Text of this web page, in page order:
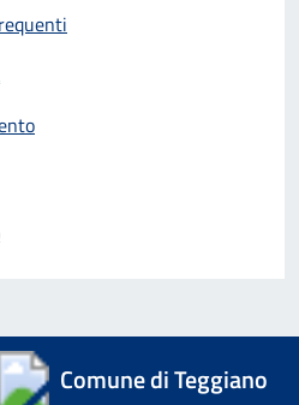
Comune di Teggiano